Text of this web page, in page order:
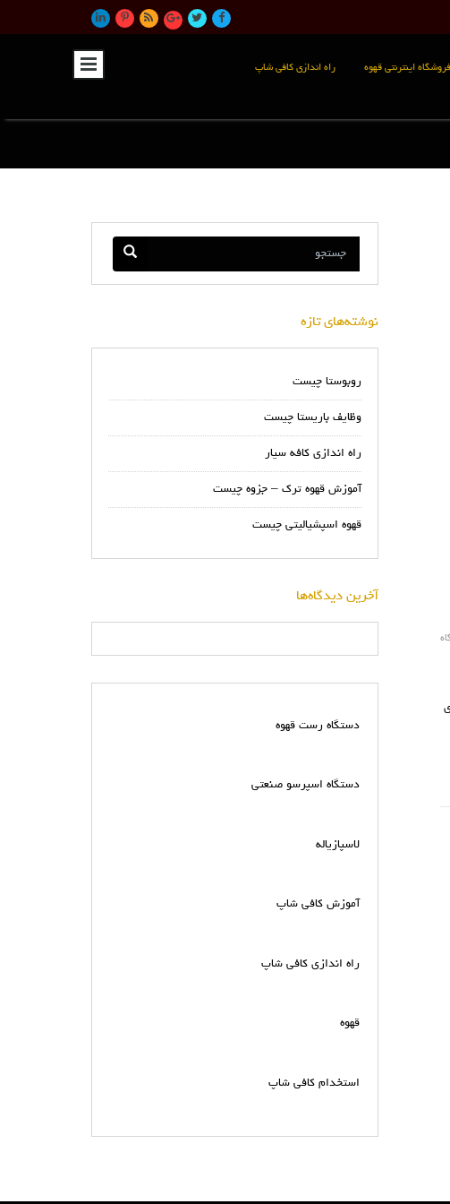
فروشگاه اینترنتی قهوه راه اندازی کافی شاپ
نوشته‌های تازه
روبوستا چیست
وظایف باریستا چیست
راه اندازی کافه سیار
آموزش قهوه ترک – جزوه چیست
قهوه اسپشیالیتی چیست
آخرین دیدگاه‌ها
دستگاه رست قهوه
دستگاه اسپرسو صنعتی
لاسپازیاله
آموزش کافی شاپ
راه اندازی کافی شاپ
قهوه
استخدام کافی شاپ